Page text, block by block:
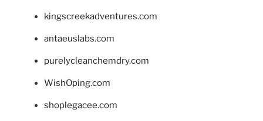
kingscreekadventures.com
antaeuslabs.com
purelycleanchemdry.com
WishOping.com
shoplegacee.com